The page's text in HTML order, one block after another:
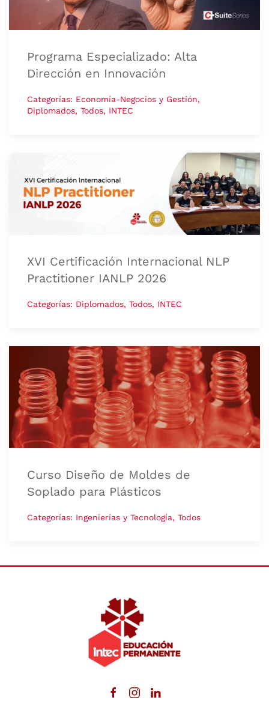
Programa Especializado: Alta
Dirección en Innovación
Categorías: Economía-Negocios y Gestión,
Diplomados, Todos, INTEC
XVI Certificación Internacional NLP
Practitioner IANLP 2026
Categorías: Diplomados, Todos, INTEC
Curso Diseño de Moldes de
Soplado para Plásticos
Categorías: Ingenierías y Tecnología, Todos